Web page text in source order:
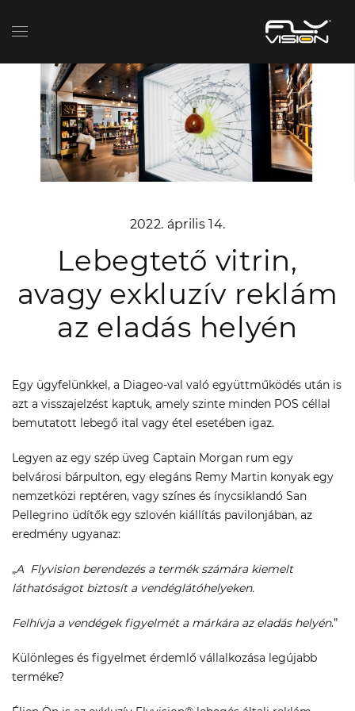
2022. április 14.
Lebegtető vitrin,
avagy exkluzív reklám
az eladás helyén
Egy ügyfelünkkel, a Diageo-val való együttműködés után is
azt a visszajelzést kaptuk, amely szinte minden POS céllal
bemutatott lebegő ital vagy étel esetében igaz.
Legyen az egy szép üveg Captain Morgan rum egy
belvárosi bárpulton, egy elegáns Remy Martin konyak egy
nemzetközi reptéren, vagy színes és ínycsiklandó San
Pellegrino üdítők egy szlovén kiállítás pavilonjában, az
eredmény ugyanaz:
„A Flyvision berendezés a termék számára kiemelt
láthatóságot biztosít a vendéglátóhelyeken.
Felhívja a vendégek figyelmét a márkára az eladás helyén.”
Különleges és figyelmet érdemlő vállalkozása legújabb
terméke?